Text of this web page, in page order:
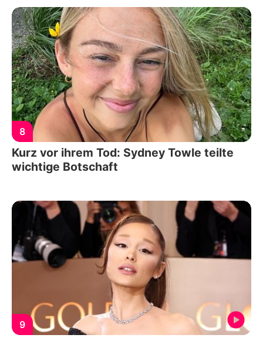
8
Kurz vor ihrem Tod: Sydney Towle teilte
wichtige Botschaft
9